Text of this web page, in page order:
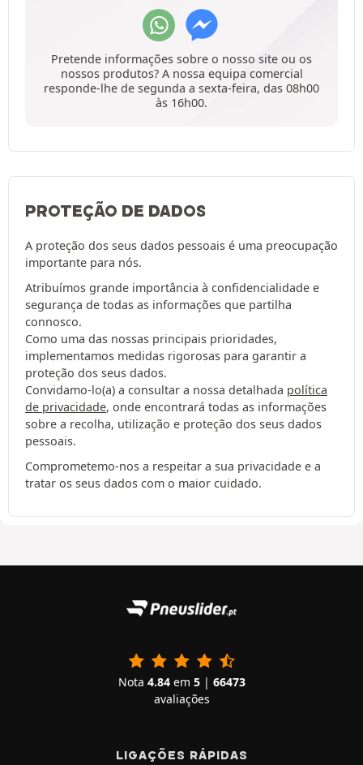
Pretende informações sobre o nosso site ou os
nossos produtos? A nossa equipa comercial
responde-lhe de segunda a sexta-feira, das 08h00
às 16h00.
PROTEÇÃO DE DADOS
A proteção dos seus dados pessoais é uma preocupação
importante para nós.
Atribuímos grande importância à confidencialidade e
segurança de todas as informações que partilha
connosco.
Como uma das nossas principais prioridades,
implementamos medidas rigorosas para garantir a
proteção dos seus dados.
Convidamo-lo(a) a consultar a nossa detalhada política
de privacidade, onde encontrará todas as informações
sobre a recolha, utilização e proteção dos seus dados
pessoais.
Comprometemo-nos a respeitar a sua privacidade e a
tratar os seus dados com o maior cuidado.
Nota 4.84em 5| 66473
avaliações
LIGAÇÕES RÁPIDAS